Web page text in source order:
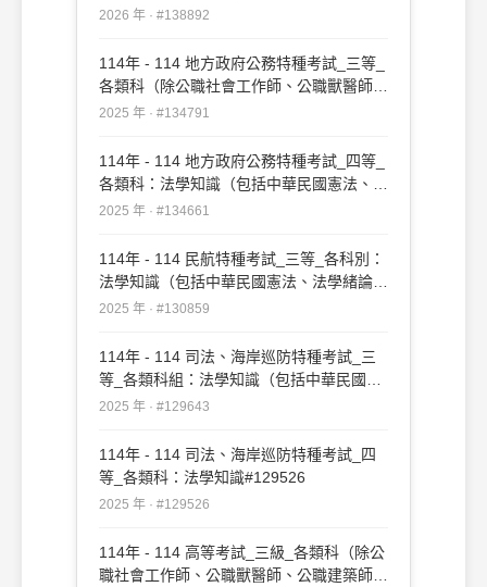
#138892
2026 年 · #138892
114年 - 114 地方政府公務特種考試_三等_
各類科（除公職社會工作師、公職獸醫師、
公職建築師外）：法學知識（包括中華民國
2025 年 · #134791
114年 - 114 地方政府公務特種考試_四等_
各類科：法學知識（包括中華民國憲法、法
學緒論）#134661
2025 年 · #134661
114年 - 114 民航特種考試_三等_各科別：
法學知識（包括中華民國憲法、法學緒論）
#130859
2025 年 · #130859
114年 - 114 司法、海岸巡防特種考試_三
等_各類科組：法學知識（包括中華民國憲
法、法學緒論）#129643
2025 年 · #129643
114年 - 114 司法、海岸巡防特種考試_四
等_各類科：法學知識#129526
2025 年 · #129526
114年 - 114 高等考試_三級_各類科（除公
職社會工作師、公職獸醫師、公職建築師、